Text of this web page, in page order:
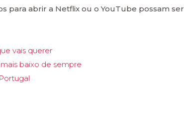
para abrir a Netflix ou o YouTube possam ser
vais querer
baixo de sempre